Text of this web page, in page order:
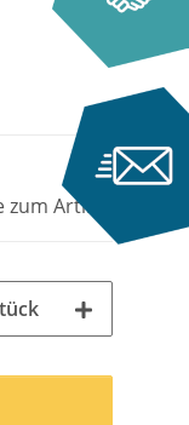
zum Artikel